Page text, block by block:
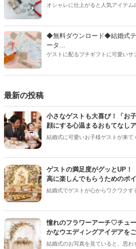
オシャレに仕上がると人気アイテム
ールなどに開けた穴につける金具
り、付けるものの素材や色にあわ
◆無料ダウンロード◆結婚式テ
ータ...
ゲストに配るプチギフトに可愛いサ
か？今回の記事では無料でダウン
最新の投稿
小さなゲストも大喜び！「お
顔にする心温まるおもてなし
結婚式に可愛いお子様ゲストが来て
雰囲気になりますよね！でも、ご
いないかな？」と、ちょっぴり心配にな
ストと、子育て真っ最中のパパママ
かった！」と思ってもらうためには
が大切です。今回は、お子様ゲスト
うための、素敵なおもてなしアイ
ゲストの満足度がグッとUP！
高に楽しんでもらうためのポ
結婚式でゲストが心からワクワクす
半の「デザートタイム」です！中
は、ゲストのテンションが一番上が
デザートビュッフェで絶対に押さえ
好評だった事例をご紹介します！
憧れのフラワーアーチ♡チュ
かなウエディングアイデアを
結婚式のお写真を見ていると、思わ